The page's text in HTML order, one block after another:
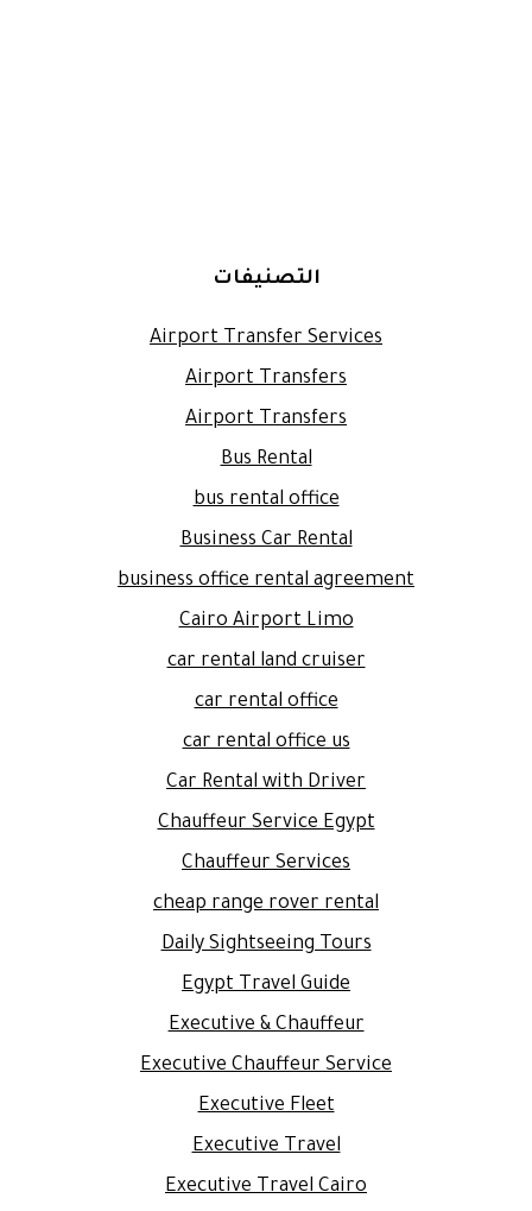
التصنيفات
Airport Transfer Services
Airport Transfers
Airport Transfers
Bus Rental
bus rental office
Business Car Rental
business office rental agreement
Cairo Airport Limo
car rental land cruiser
car rental office
car rental office us
Car Rental with Driver
Chauffeur Service Egypt
Chauffeur Services
cheap range rover rental
Daily Sightseeing Tours
Egypt Travel Guide
Executive & Chauffeur
Executive Chauffeur Service
Executive Fleet
Executive Travel
Executive Travel Cairo